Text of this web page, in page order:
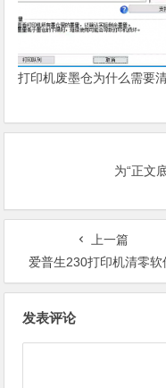
打印机废墨仓为什么需要
为“正文
上一篇
爱普生230打印机清零软
发表评论